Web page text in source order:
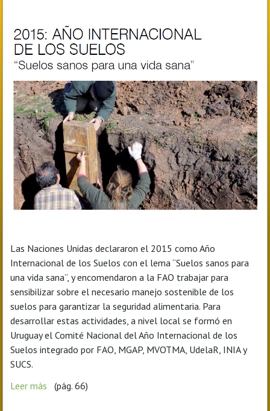
Las Naciones Unidas declararon el 2015 como Año
Internacional de los Suelos con el lema “Suelos sanos para
una vida sana”, y encomendaron a la FAO trabajar para
sensibilizar sobre el necesario manejo sostenible de los
suelos para garantizar la seguridad alimentaria. Para
desarrollar estas actividades, a nivel local se formó en
Uruguay el Comité Nacional del Año Internacional de los
Suelos integrado por FAO, MGAP, MVOTMA, UdelaR, INIA y
SUCS.
Leer más (pág. 66)